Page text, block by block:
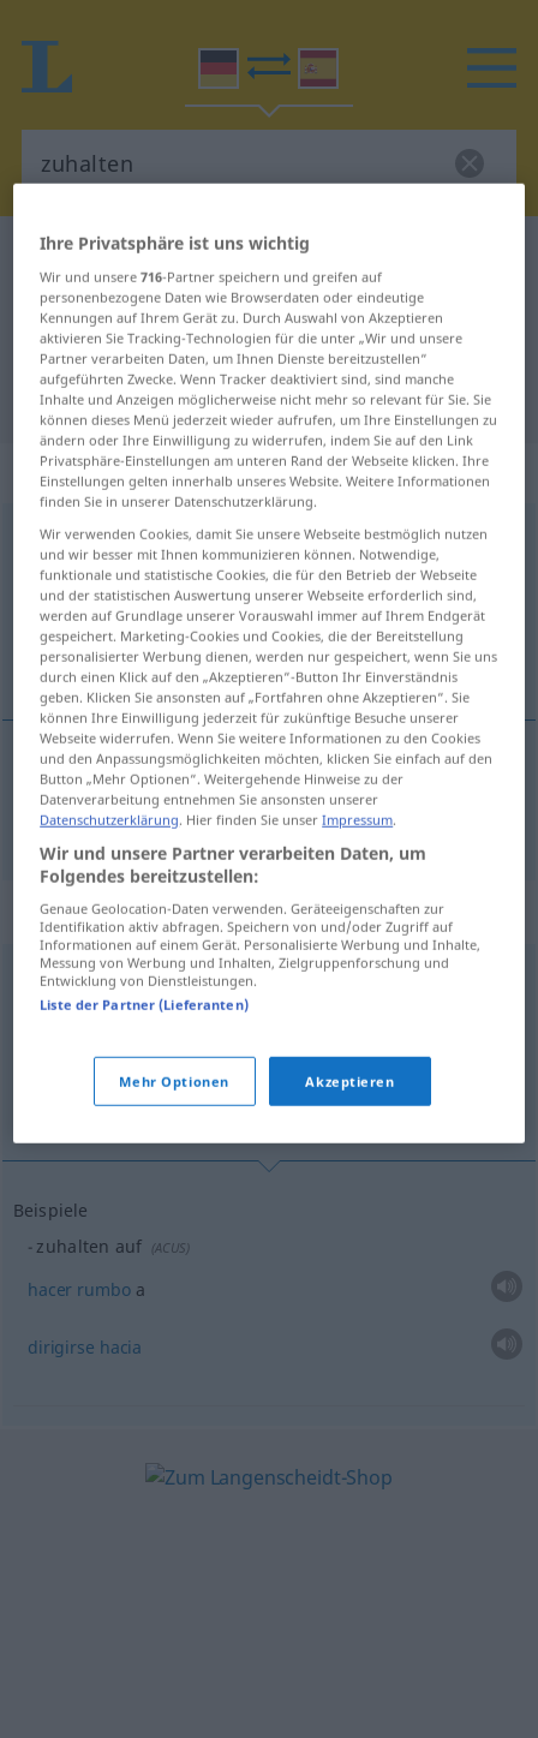
Deutsch-Spanisch Wörterbuch
Deutsch-Spanisch Übersetzung für
"zuhalten"
"zuhalten" Spanisch Übersetzung
„zuhalten“: transitives Verb
zuhaltenv/t <irr,sep>
Übersicht aller Übersetzungen
(Für mehr Details die Übersetzung anklicken/antippen)
mantener cerrado
mantener cerrado zuhalten Tür
„zuhalten“: intransitives Verb
zuhaltenv/i <irr,sep>
(Für mehr Details die Übersetzung anklicken/antippen)
hacer rumbo a...
Beispiele
zuhalten auf (ACUS)
hacer rumboa
dirigirse hacia
Ihre Privatsphäre ist uns wichtig
Wir und unsere716-Partner speichern und greifen auf
personenbezogene Daten wie Browserdaten oder eindeutige
Kennungen auf Ihrem Gerät zu. Durch Auswahl von Akzeptieren
aktivieren Sie Tracking-Technologien für die unter „Wir und unsere
Partner verarbeiten Daten, um Ihnen Dienste bereitzustellen“
aufgeführten Zwecke. Wenn Tracker deaktiviert sind, sind manche
Inhalte und Anzeigen möglicherweise nicht mehr so relevant für Sie. Sie
können dieses Menü jederzeit wieder aufrufen, um Ihre Einstellungen zu
ändern oder Ihre Einwilligung zu widerrufen, indem Sie auf den Link
Privatsphäre-Einstellungen am unteren Rand der Webseite klicken. Ihre
Einstellungen gelten innerhalb unseres Website. Weitere Informationen
finden Sie in unserer Datenschutzerklärung.
Wir verwenden Cookies, damit Sie unsere Webseite bestmöglich nutzen
und wir besser mit Ihnen kommunizieren können. Notwendige,
funktionale und statistische Cookies, die für den Betrieb der Webseite
und der statistischen Auswertung unserer Webseite erforderlich sind,
werden auf Grundlage unserer Vorauswahl immer auf Ihrem Endgerät
gespeichert. Marketing-Cookies und Cookies, die der Bereitstellung
personalisierter Werbung dienen, werden nur gespeichert, wenn Sie uns
durch einen Klick auf den „Akzeptieren“-Button Ihr Einverständnis
geben. Klicken Sie ansonsten auf „Fortfahren ohne Akzeptieren“. Sie
können Ihre Einwilligung jederzeit für zukünftige Besuche unserer
Webseite widerrufen. Wenn Sie weitere Informationen zu den Cookies
und den Anpassungsmöglichkeiten möchten, klicken Sie einfach auf den
Button „Mehr Optionen“. Weitergehende Hinweise zu der
Datenverarbeitung entnehmen Sie ansonsten unserer
Datenschutzerklärung. Hier finden Sie unserImpressum.
Wir und unsere Partner verarbeiten Daten, um
Folgendes bereitzustellen:
Genaue Geolocation-Daten verwenden. Geräteeigenschaften zur
Identifikation aktiv abfragen. Speichern von und/oder Zugriff auf
Informationen auf einem Gerät. Personalisierte Werbung und Inhalte,
Messung von Werbung und Inhalten, Zielgruppenforschung und
Entwicklung von Dienstleistungen.
Liste der Partner (Lieferanten)
Mehr Optionen Akzeptieren